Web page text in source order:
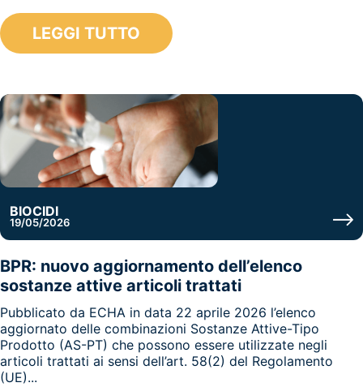
LEGGI TUTTO
BIOCIDI
19/05/2026
BPR: nuovo aggiornamento dell’elenco
sostanze attive articoli trattati
Pubblicato da ECHA in data 22 aprile 2026 l’elenco
aggiornato delle combinazioni Sostanze Attive-Tipo
Prodotto (AS-PT) che possono essere utilizzate negli
articoli trattati ai sensi dell’art. 58(2) del Regolamento
(UE)...